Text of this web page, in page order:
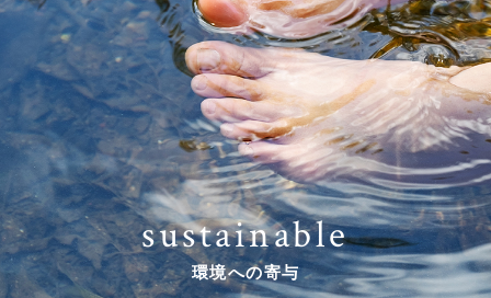
sustainable
環境への寄与